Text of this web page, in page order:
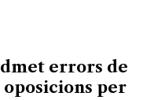
errors de
oposicions per